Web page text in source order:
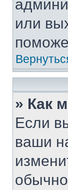
или
» Как
Если
ваши